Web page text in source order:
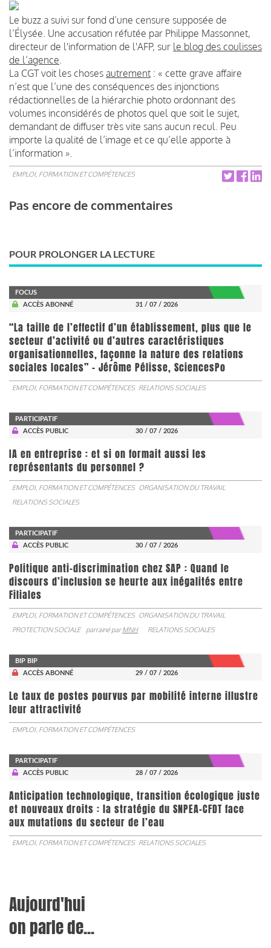
Le buzz a suivi sur fond d’une censure supposée de
l’Élysée. Une accusation réfutée par Philippe Massonnet,
directeur de l'information de l'AFP, sur le blog des coulisses
de l’agence
La CGT voit les choses autrement : « cette grave affaire
n’est que l’une des conséquences des injonctions
rédactionnelles de la hiérarchie photo ordonnant des
volumes inconsidérés de photos quel que soit le sujet,
demandant de diffuser très vite sans aucun recul. Peu
importe la qualité de l’image et ce qu’elle apporte à
l’information ».
EMPLOI, FORMATION ET COMPÉTENCES
Pas encore de commentaires
POUR PROLONGER LA LECTURE
FOCUS
ACCÈS ABONNÉ
31 / 07 / 2026
“La taille de l’effectif d’un établissement, plus que le
secteur d’activité ou d’autres caractéristiques
organisationnelles, façonne la nature des relations
sociales locales” - Jérôme Pélisse, SciencesPo
EMPLOI, FORMATION ET COMPÉTENCES RELATIONS SOCIALES
PARTICIPATIF
ACCÈS PUBLIC
30 / 07 / 2026
IA en entreprise : et si on formait aussi les
représentants du personnel ?
EMPLOI, FORMATION ET COMPÉTENCES ORGANISATION DU TRAVAIL
RELATIONS SOCIALES
PARTICIPATIF
ACCÈS PUBLIC
30 / 07 / 2026
Politique anti-discrimination chez SAP : Quand le
discours d’inclusion se heurte aux inégalités entre
Filiales
EMPLOI, FORMATION ET COMPÉTENCES ORGANISATION DU TRAVAIL
PROTECTION SOCIALE
parrainé parMNH RELATIONS SOCIALES
BIP BIP
ACCÈS ABONNÉ
29 / 07 / 2026
Le taux de postes pourvus par mobilité interne illustre
leur attractivité
EMPLOI, FORMATION ET COMPÉTENCES
PARTICIPATIF
ACCÈS PUBLIC
28 / 07 / 2026
Anticipation technologique, transition écologique juste
et nouveaux droits : la stratégie du SNPEA-CFDT face
aux mutations du secteur de l’eau
EMPLOI, FORMATION ET COMPÉTENCES RELATIONS SOCIALES
Aujourd'hui
on parle de...